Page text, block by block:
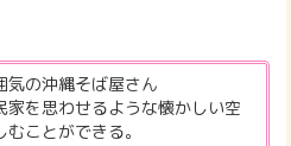
気の沖縄そば屋さん
を思わせるような懐かしい空
ことができる。